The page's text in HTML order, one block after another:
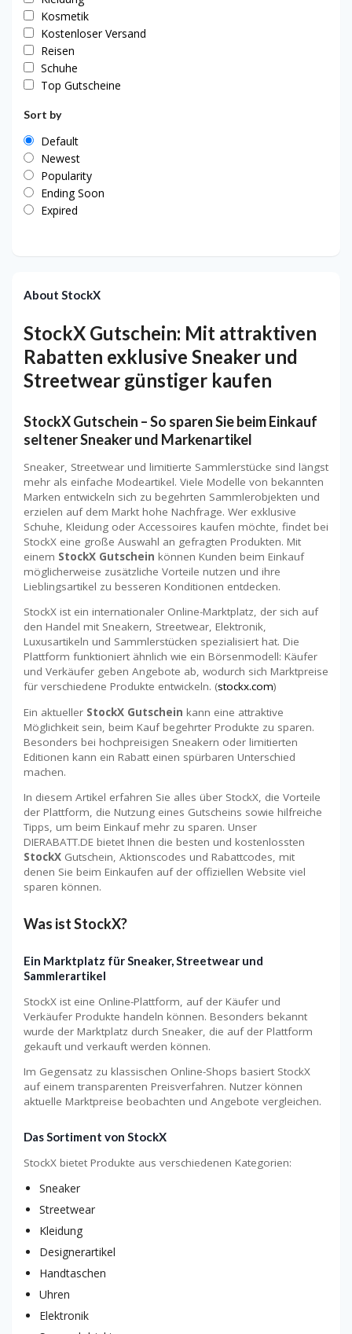
Kosmetik
Kostenloser Versand
Reisen
Schuhe
Top Gutscheine
Sort by
Default
Newest
Popularity
Ending Soon
Expired
About StockX
StockX Gutschein: Mit attraktiven
Rabatten exklusive Sneaker und
Streetwear günstiger kaufen
StockX Gutschein – So sparen Sie beim Einkauf
seltener Sneaker und Markenartikel
Sneaker, Streetwear und limitierte Sammlerstücke sind längst
mehr als einfache Modeartikel. Viele Modelle von bekannten
Marken entwickeln sich zu begehrten Sammlerobjekten und
erzielen auf dem Markt hohe Nachfrage. Wer exklusive
Schuhe, Kleidung oder Accessoires kaufen möchte, findet bei
StockX eine große Auswahl an gefragten Produkten. Mit
einem StockX Gutschein können Kunden beim Einkauf
möglicherweise zusätzliche Vorteile nutzen und ihre
Lieblingsartikel zu besseren Konditionen entdecken.
StockX ist ein internationaler Online-Marktplatz, der sich auf
den Handel mit Sneakern, Streetwear, Elektronik,
Luxusartikeln und Sammlerstücken spezialisiert hat. Die
Plattform funktioniert ähnlich wie ein Börsenmodell: Käufer
und Verkäufer geben Angebote ab, wodurch sich Marktpreise
für verschiedene Produkte entwickeln. (stockx.com)
Ein aktueller StockX Gutschein kann eine attraktive
Möglichkeit sein, beim Kauf begehrter Produkte zu sparen.
Besonders bei hochpreisigen Sneakern oder limitierten
Editionen kann ein Rabatt einen spürbaren Unterschied
machen.
In diesem Artikel erfahren Sie alles über StockX, die Vorteile
der Plattform, die Nutzung eines Gutscheins sowie hilfreiche
Tipps, um beim Einkauf mehr zu sparen. Unser
DIERABATT.DE bietet Ihnen die besten und kostenlossten
StockX Gutschein, Aktionscodes und Rabattcodes, mit
denen Sie beim Einkaufen auf der offiziellen Website viel
sparen können.
Was ist StockX?
Ein Marktplatz für Sneaker, Streetwear und
Sammlerartikel
StockX ist eine Online-Plattform, auf der Käufer und
Verkäufer Produkte handeln können. Besonders bekannt
wurde der Marktplatz durch Sneaker, die auf der Plattform
gekauft und verkauft werden können.
Im Gegensatz zu klassischen Online-Shops basiert StockX
auf einem transparenten Preisverfahren. Nutzer können
aktuelle Marktpreise beobachten und Angebote vergleichen.
Das Sortiment von StockX
StockX bietet Produkte aus verschiedenen Kategorien:
Sneaker
Streetwear
Kleidung
Designerartikel
Handtaschen
Uhren
Elektronik